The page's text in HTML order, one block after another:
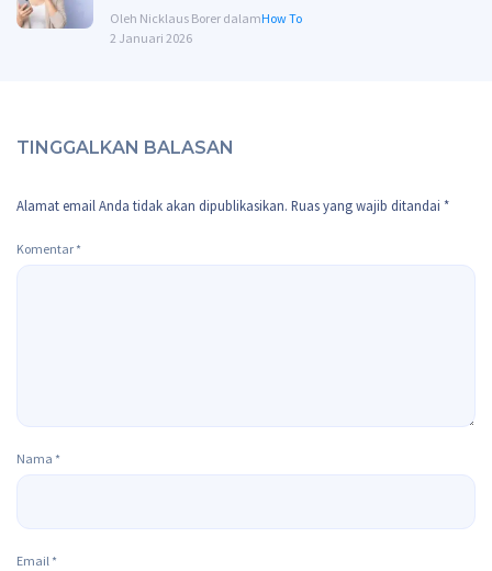
Oleh Nicklaus Borer dalamHow To
2 Januari 2026
TINGGALKAN BALASAN
Alamat email Anda tidak akan dipublikasikan. Ruas yang wajib ditandai *
Komentar *
Nama *
Email *